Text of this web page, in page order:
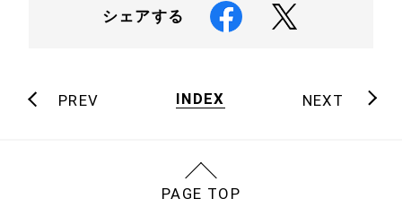
シェアする
PREV INDEX NEXT
PAGE TOP